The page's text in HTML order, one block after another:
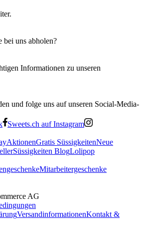
bei uns abholen?
Informationen zu unseren
und folge uns auf unseren Social-Media-
Sweets.ch auf Instagram
AktionenGratis SüssigkeitenNeue
Süssigkeiten BlogLolipop
Mitarbeitergeschenke
AG
VersandinformationenKontakt &